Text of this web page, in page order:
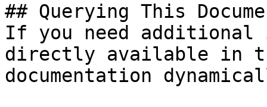
## Querying This
If you need
directly available in
documentation